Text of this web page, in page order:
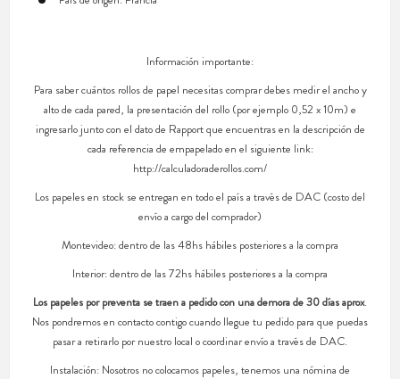
Información importante:
Para saber cuántos rollos de papel necesitas comprar debes medir el ancho y
alto de cada pared, la presentación del rollo (por ejemplo 0,52 x 10m) e
ingresarlo junto con el dato de Rapport que encuentras en la descripción de
cada referencia de empapelado en el siguiente link:
http://calculadoraderollos.com/
Los papeles en stock se entregan en todo el país a través de DAC (costo del
envío a cargo del comprador)
Montevideo: dentro de las 48hs hábiles posteriores a la compra
Interior: dentro de las 72hs hábiles posteriores a la compra
Los papeles por preventa se traen a pedido con una demora de 30 días aprox.
Nos pondremos en contacto contigo cuando llegue tu pedido para que puedas
pasar a retirarlo por nuestro local o coordinar envío a través de DAC.
Instalación: Nosotros no colocamos papeles, tenemos una nómina de